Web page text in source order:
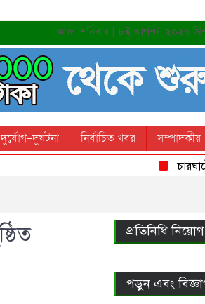
আজ- শনিবার | ৮ই আগস্ট, ২০২৬
দুর্যোগ-দুর্ঘটনা নির্বাচিত খবর সম্পাদকীয়
চারঘাটে
প্রতিনিধি
পড়ুন এবং